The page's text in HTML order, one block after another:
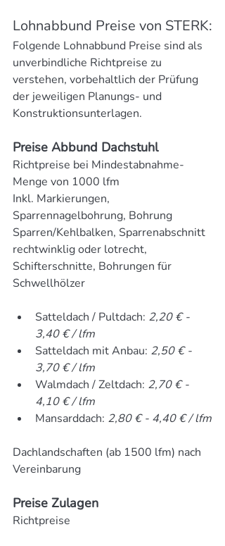
Lohnabbund Preise von STERK:
Folgende Lohnabbund Preise sind als
unverbindliche Richtpreise zu
verstehen, vorbehaltlich der Prüfung
der jeweiligen Planungs- und
Konstruktionsunterlagen.
Preise Abbund Dachstuhl
Richtpreise bei Mindestabnahme-
Menge von 1000 lfm
Inkl. Markierungen,
Sparrennagelbohrung, Bohrung
Sparren/Kehlbalken, Sparrenabschnitt
rechtwinklig oder lotrecht,
Schifterschnitte, Bohrungen für
Schwellhölzer
Satteldach / Pultdach: 2,20 € -
3,40 € / lfm
Satteldach mit Anbau: 2,50 € -
3,70 € / lfm
Walmdach / Zeltdach: 2,70 € -
4,10 € / lfm
Mansarddach: 2,80 € - 4,40 € / lfm
Dachlandschaften (ab 1500 lfm) nach
Vereinbarung
Preise Zulagen
Richtpreise